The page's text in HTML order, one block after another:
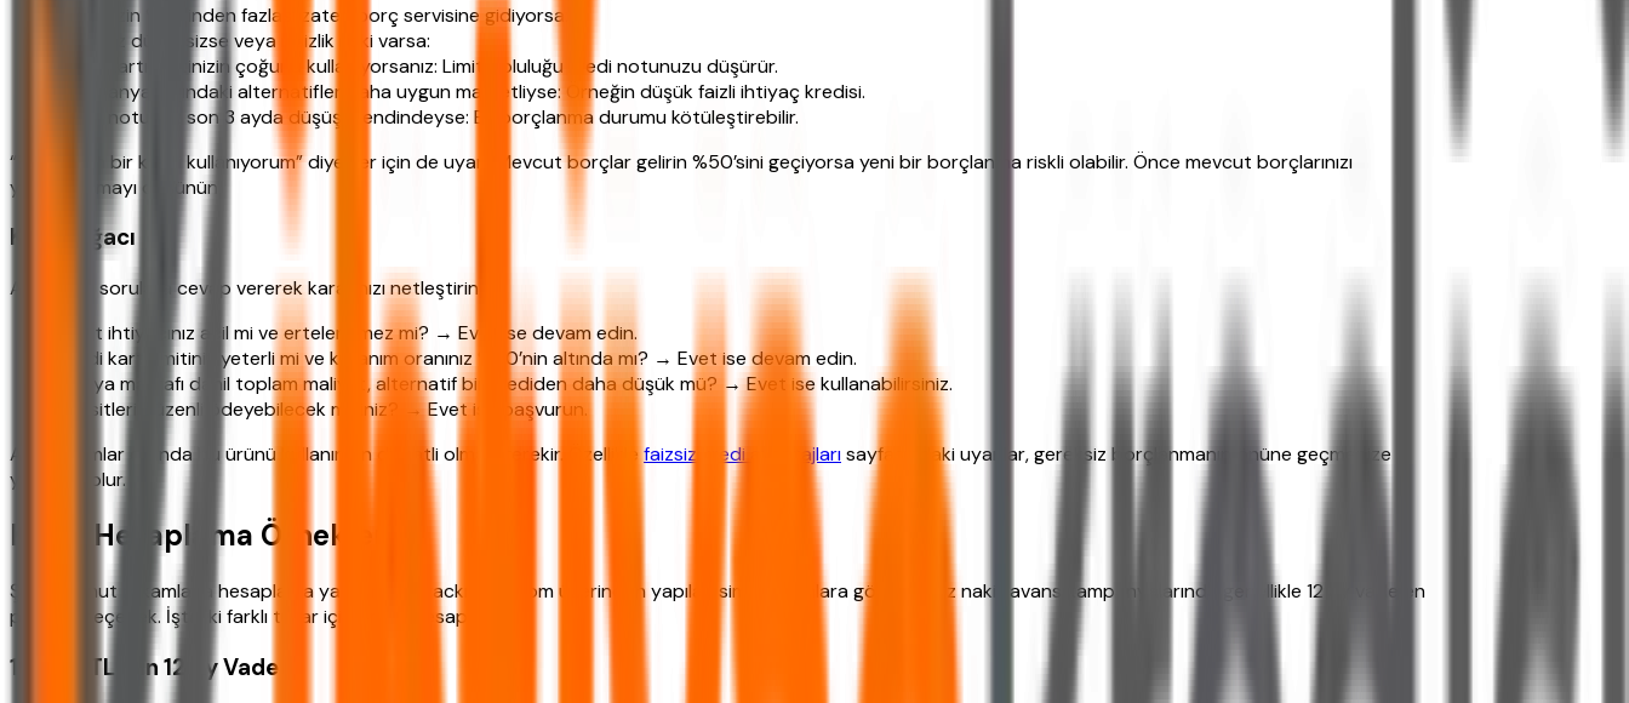
Gelirinizin %35’inden fazlası zaten borç servisine gidiyorsa:
Geliriniz düzensizse veya işsizlik riski varsa:
Kredi kartı limitinizin çoğunu kullanıyorsanız: Limit doluluğu kredi notunuzu düşürür.
Kampanya dışındaki alternatifler daha uygun maliyetliyse: Örneğin düşük faizli ihtiyaç kredisi.
Kredi notunuz son 3 ayda düşüş trendindeyse: Ek borçlanma durumu kötüleştirebilir.
“Ben zaten bir kredi kullanıyorum” diyenler için de uyarı: Mevcut borçlar gelirin %50’sini geçiyorsa yeni bir borçlanma riskli olabilir. Önce mevcut borçlarınızı
yapılandırmayı düşünün.
Karar Ağacı
Aşağıdaki sorulara cevap vererek kararınızı netleştirin:
Nakit ihtiyacınız acil mi ve ertelenemez mi? → Evet ise devam edin.
Kredi kartı limitiniz yeterli mi ve kullanım oranınız %50’nin altında mı? → Evet ise devam edin.
Dosya masrafı dahil toplam maliyet, alternatif bir krediden daha düşük mü? → Evet ise kullanabilirsiniz.
Taksitleri düzenli ödeyebilecek misiniz? → Evet ise başvurun.
Acil durumlar dışında bu ürünü kullanırken dikkatli olmak gerekir. Özellikle faizsiz kredi avantajlarısayfasındaki uyarılar, gereksiz borçlanmanın önüne geçmenize
yardımcı olur.
Kredi Hesaplama Örnekleri
Şimdi somut rakamlarla hesaplama yapalım. ihtiyackredisi.com üzerinden yapılan simülasyonlara göre, faizsiz nakit avans kampanyalarında genellikle 12 ay vade en
popüler seçenek. İşte iki farklı tutar için örnek hesaplamalar.
10.000 TL için 12 Ay Vade